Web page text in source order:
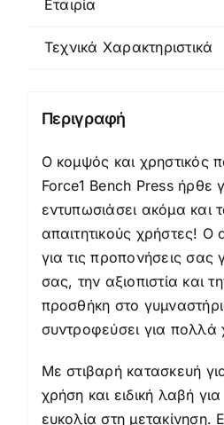
Εταιρία
Τεχνικά Χαρακτηριστικά
Περιγραφή
Ο κομψός και χρηστικός
Force1 Bench Press ήρθε
εντυπωσιάσει ακόμα και
απαιτητικούς χρήστες!
για τις προπονήσεις σας
σας, την αξιοπιστία και
προσθήκη στο
συντροφεύσει για πολλά
Με στιβαρή κατασκευή
χρήση και ειδική λαβή
ευκολία στη μετακίνηση.